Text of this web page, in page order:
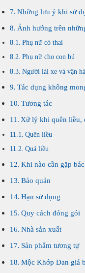
Những lưu ý khi sử
Ảnh hưởng trên
Phụ nữ có thai
Phụ nữ cho con bú
Người lái xe và vận
Tác dụng không
Tương tác
Xử lý khi quên liều,
Quên liều
Quá liều
Khi nào cần gặp
Bảo quản
Hạn sử dụng
Quy cách đóng gói
Nhà sản xuất
Sản phẩm tương tự
Mộc Khớp Đan giá